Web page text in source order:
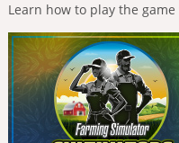
Learn how to play the